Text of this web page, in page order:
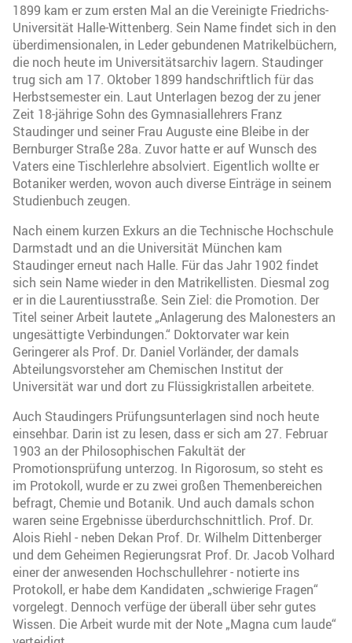
1899 kam er zum ersten Mal an die Vereinigte Friedrichs-
Universität Halle-Wittenberg. Sein Name findet sich in den
überdimensionalen, in Leder gebundenen Matrikelbüchern,
die noch heute im Universitätsarchiv lagern. Staudinger
trug sich am 17. Oktober 1899 handschriftlich für das
Herbstsemester ein. Laut Unterlagen bezog der zu jener
Zeit 18-jährige Sohn des Gymnasiallehrers Franz
Staudinger und seiner Frau Auguste eine Bleibe in der
Bernburger Straße 28a. Zuvor hatte er auf Wunsch des
Vaters eine Tischlerlehre absolviert. Eigentlich wollte er
Botaniker werden, wovon auch diverse Einträge in seinem
Studienbuch zeugen.
Nach einem kurzen Exkurs an die Technische Hochschule
Darmstadt und an die Universität München kam
Staudinger erneut nach Halle. Für das Jahr 1902 findet
sich sein Name wieder in den Matrikellisten. Diesmal zog
er in die Laurentiusstraße. Sein Ziel: die Promotion. Der
Titel seiner Arbeit lautete „Anlagerung des Malonesters an
ungesättigte Verbindungen.“ Doktorvater war kein
Geringerer als Prof. Dr. Daniel Vorländer, der damals
Abteilungsvorsteher am Chemischen Institut der
Universität war und dort zu Flüssigkristallen arbeitete.
Auch Staudingers Prüfungsunterlagen sind noch heute
einsehbar. Darin ist zu lesen, dass er sich am 27. Februar
1903 an der Philosophischen Fakultät der
Promotionsprüfung unterzog. In Rigorosum, so steht es
im Protokoll, wurde er zu zwei großen Themenbereichen
befragt, Chemie und Botanik. Und auch damals schon
waren seine Ergebnisse überdurchschnittlich. Prof. Dr.
Alois Riehl - neben Dekan Prof. Dr. Wilhelm Dittenberger
und dem Geheimen Regierungsrat Prof. Dr. Jacob Volhard
einer der anwesenden Hochschullehrer - notierte ins
Protokoll, er habe dem Kandidaten „schwierige Fragen“
vorgelegt. Dennoch verfüge der überall über sehr gutes
Wissen. Die Arbeit wurde mit der Note „Magna cum laude“